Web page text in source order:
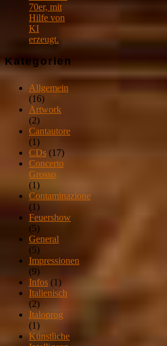
70er, mit
Hilfe von
KI
erzeugt.
Kategorien
Allgemein
(16)
Artwork
(2)
Cantautore
(1)
CDs (17)
Concerto
Grosso
(1)
Contaminazione
(1)
Feuershow
(5)
General
(5)
Impressionen
(9)
Infos (1)
Italienisch
(2)
Italoprog
(1)
Künstliche